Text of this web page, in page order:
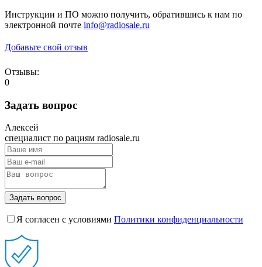
Инструкции и ПО можно получить, обратившись к нам по
электронной почте info@radiosale.ru
Добавьте свой отзыв
Отзывы:
0
Задать вопрос
Алексей
специалист по рациям radiosale.ru
Задать вопрос
Я согласен с условиями Политики конфиденциальности